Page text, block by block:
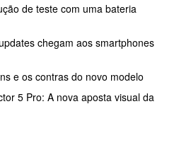
de teste com uma bateria
chegam aos smartphones
e os contras do novo modelo
5 Pro: A nova aposta visual da